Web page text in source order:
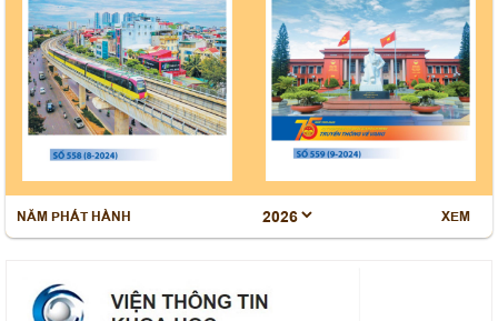
Thông báo tổ chức bảo vệ luận án tiến sĩ cho Nghiên
cứu sinh Nguyễn Minh Hải
Mục lục Tạp chí Kinh tế và Quản lý, số 92 (4-2026)
Mục lục Tạp chí Kinh tế và Quản lý, số 90 (02-2026)
Mục lục Tạp chí Kinh tế và Quản lý, số 89 (01-2026)
Sinh hoạt chuyên đề: “Nghị quyết số 80-NQ/TW ngày
Nam”
NĂM PHÁT HÀNH XEM